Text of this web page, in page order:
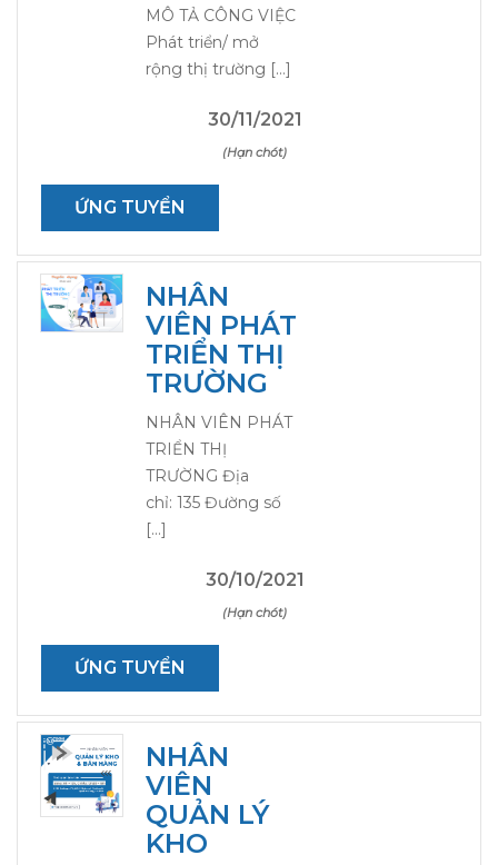
MÔ TẢ CÔNG VIỆC
Phát triển/ mở
rộng thị trường […]
30/11/2021
(Hạn chót)
ỨNG TUYỂN
NHÂN
VIÊN PHÁT
TRIỂN THỊ
TRƯỜNG
NHÂN VIÊN PHÁT
TRIỂN THỊ
TRƯỜNG Địa
chỉ: 135 Đường số
[…]
30/10/2021
(Hạn chót)
ỨNG TUYỂN
NHÂN
VIÊN
QUẢN LÝ
KHO